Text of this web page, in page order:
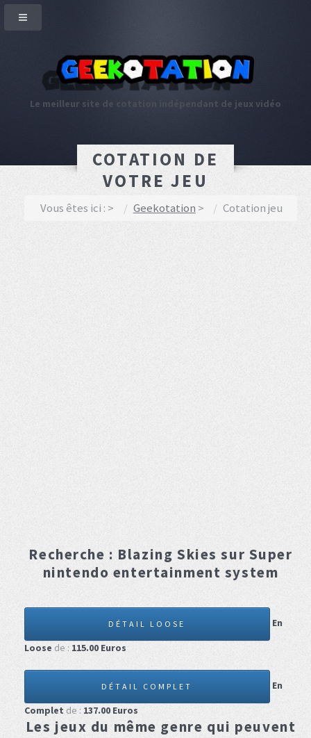
Le meilleur site de cotation indépendant de jeux vidéo
COTATION DE
VOTRE JEU
Vous êtes ici : Geekotation Cotation jeu
Recherche : Blazing Skies sur Super
nintendo entertainment system
DÉTAIL LOOSE
En
Loose de : 115.00 Euros
DÉTAIL COMPLET
En
Complet de : 137.00Euros
Les jeux du même genre qui peuvent